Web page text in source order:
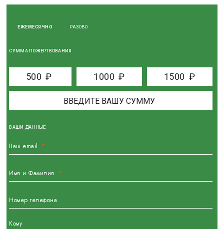
ЕЖЕМЕСЯЧНО РАЗОВО
СУММА ПОЖЕРТВОВАНИЯ
500 ₽ 1000 ₽ 1500 ₽
ВАШИ ДАННЫЕ
Ваш email
Имя и Фамилия
Номер телефона
Кому